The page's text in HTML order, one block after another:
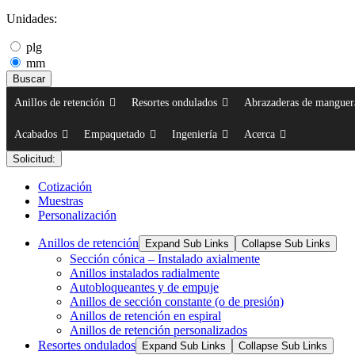
Unidades:
plg
mm
Buscar
Anillos de retención
Resortes ondulados Abrazaderas de
Acabados Empaquetado Ingeniería Acerca
Solicitud:
Cotización
Muestras
Personalización
Anillos de retención Expand Sub Links Collapse Sub Links
Sección cónica – Instalado axialmente
Anillos instalados radialmente
Autobloqueantes y de empuje
Anillos de sección constante (o de presión)
Anillos de retención en espiral
Anillos de retención personalizados
Resortes ondulados
Expand Sub Links Collapse Sub Links